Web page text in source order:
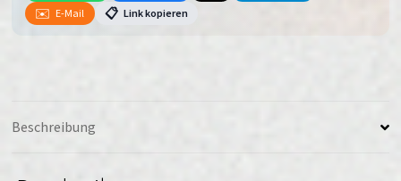
(WiFi)
✉️ E-Mail 📋 Link kopieren
Beschreibung